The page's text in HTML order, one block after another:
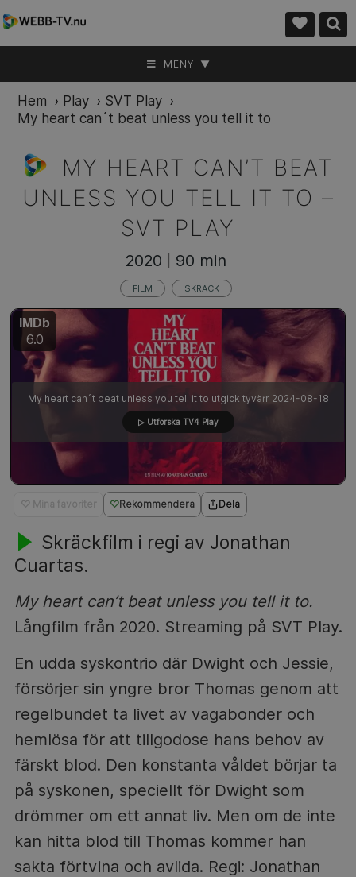
MENY ▼
Hem › Play › SVT Play ›
My heart can´t beat unless you tell it to
MY HEART CAN’T BEAT
UNLESS YOU TELL IT TO –
SVT PLAY
♡ Mina favoriter Rekommendera Dela
Skräckfilm i regi av Jonathan
Cuartas.
My heart can’t beat unless you tell it to.
Långfilm från 2020. Streaming på SVT Play.
En udda syskontrio där Dwight och Jessie,
försörjer sin yngre bror Thomas genom att
regelbundet ta livet av vagabonder och
hemlösa för att tillgodose hans behov av
färskt blod. Den konstanta våldet börjar ta
på syskonen, speciellt för Dwight som
drömmer om ett annat liv. Men om de inte
kan hitta blod till Thomas kommer han
sakta förtvina och avlida. Regi: Jonathan
My heart can´t beat unless you tell it to utgick tyvärr 2024-08-18
▷ Utforska TV4 Play
2020 90 min
FILM SKRÄCK
IMDb
6.0